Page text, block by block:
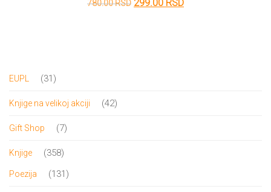
780.00RSD 299.00 RSD
EUPL 3131
Knjige na velikoj akciji 4242
Gift Shop 77
Knjige 358358
proizvoda
Poezija 131131